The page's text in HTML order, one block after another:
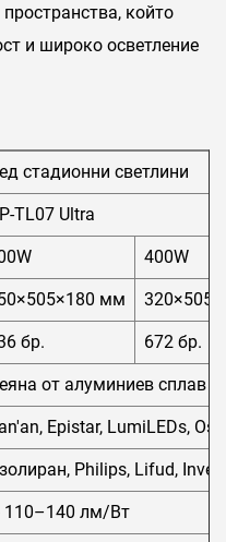
който
и широко осветление
стадионни светлини
TL07 Ultra
400W
мм
бр. 672 бр.
от алуминиев сплав
Epistar, LumiLEDs,
Philips, Lifud,
110–140 лм/Вт